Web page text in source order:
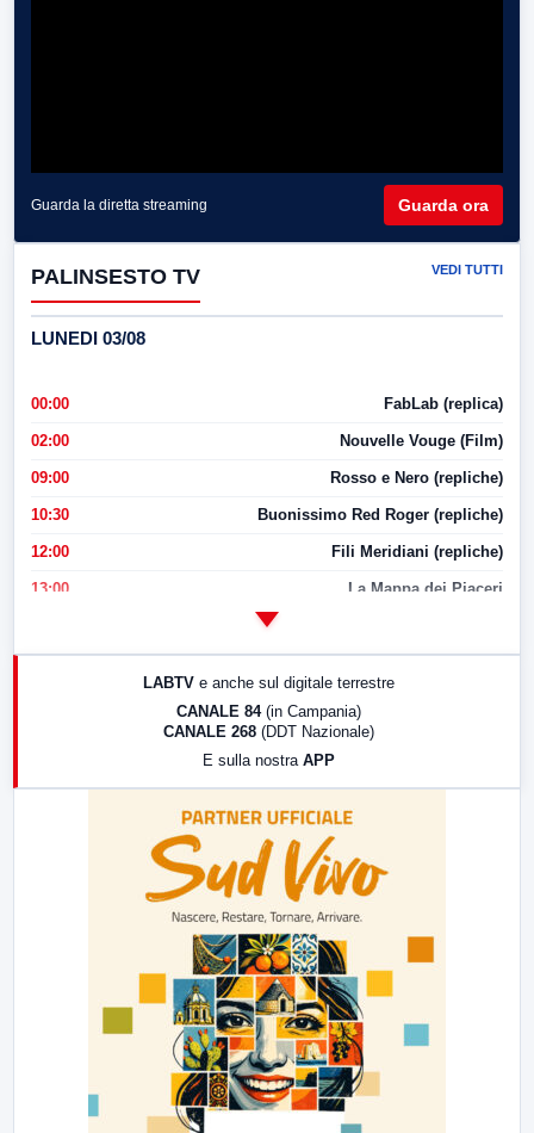
Guarda la diretta streaming Guarda ora
PALINSESTO TV VEDI TUTTI
LUNEDI 03/08
00:00 FabLab (replica)
02:00 Nouvelle Vouge (Film)
09:00 Rosso e Nero (repliche)
10:30 Buonissimo Red Roger (repliche)
12:00 Fili Meridiani (repliche)
13:00 La Mappa dei Piaceri
LABTV e anche sul digitale terrestre
CANALE 84 (in Campania)
CANALE 268 (DDT Nazionale)
E sulla nostra APP